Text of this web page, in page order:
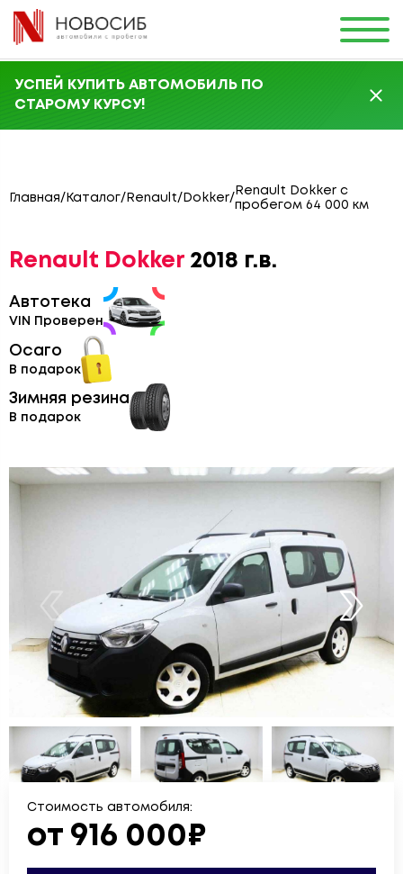
УСПЕЙ КУПИТЬ АВТОМОБИЛЬ ПО
СТАРОМУ КУРСУ!
Главная/ Каталог/ Renault/ Dokker/
Renault Dokker с
пробегом 64 000 км
Renault Dokker 2018 г.в.
Автотека
VIN Проверен
Осаго
В подарок
Зимняя резина
В подарок
Стоимость автомобиля:
от 916 000₽